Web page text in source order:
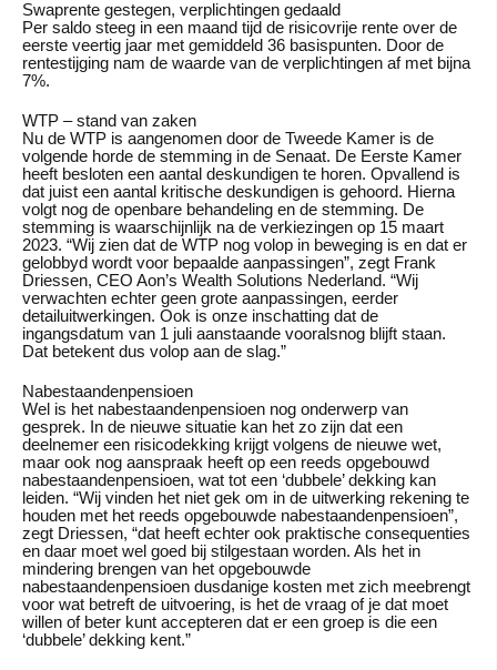
Swaprente gestegen, verplichtingen gedaald
Per saldo steeg in een maand tijd de risicovrije rente over de
eerste veertig jaar met gemiddeld 36 basispunten. Door de
rentestijging nam de waarde van de verplichtingen af met bijna
7%.
WTP – stand van zaken
Nu de WTP is aangenomen door de Tweede Kamer is de
volgende horde de stemming in de Senaat. De Eerste Kamer
heeft besloten een aantal deskundigen te horen. Opvallend is
dat juist een aantal kritische deskundigen is gehoord. Hierna
volgt nog de openbare behandeling en de stemming. De
stemming is waarschijnlijk na de verkiezingen op 15 maart
2023. “Wij zien dat de WTP nog volop in beweging is en dat er
gelobbyd wordt voor bepaalde aanpassingen”, zegt Frank
Driessen, CEO Aon’s Wealth Solutions Nederland. “Wij
verwachten echter geen grote aanpassingen, eerder
detailuitwerkingen. Ook is onze inschatting dat de
ingangsdatum van 1 juli aanstaande vooralsnog blijft staan.
Dat betekent dus volop aan de slag.”
Nabestaandenpensioen
Wel is het nabestaandenpensioen nog onderwerp van
gesprek. In de nieuwe situatie kan het zo zijn dat een
deelnemer een risicodekking krijgt volgens de nieuwe wet,
maar ook nog aanspraak heeft op een reeds opgebouwd
nabestaandenpensioen, wat tot een ‘dubbele’ dekking kan
leiden. “Wij vinden het niet gek om in de uitwerking rekening te
houden met het reeds opgebouwde nabestaandenpensioen”,
zegt Driessen, “dat heeft echter ook praktische consequenties
en daar moet wel goed bij stilgestaan worden. Als het in
mindering brengen van het opgebouwde
nabestaandenpensioen dusdanige kosten met zich meebrengt
voor wat betreft de uitvoering, is het de vraag of je dat moet
willen of beter kunt accepteren dat er een groep is die een
‘dubbele’ dekking kent.”